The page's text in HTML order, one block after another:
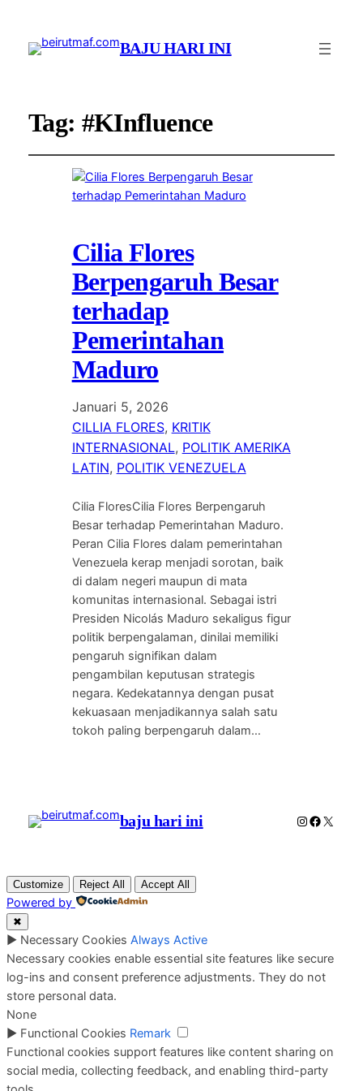
BAJU HARI INI
Tag: #KInfluence
Cilia Flores
Berpengaruh Besar
terhadap
Pemerintahan
Maduro
Januari 5, 2026
CILLIA FLORES, KRITIK
INTERNASIONAL, POLITIK AMERIKA
LATIN, POLITIK VENEZUELA
Cilia FloresCilia Flores Berpengaruh
Besar terhadap Pemerintahan Maduro.
Peran Cilia Flores dalam pemerintahan
Venezuela kerap menjadi sorotan, baik
di dalam negeri maupun di mata
komunitas internasional. Sebagai istri
Presiden Nicolás Maduro sekaligus figur
politik berpengalaman, dinilai memiliki
pengaruh signifikan dalam
pengambilan keputusan strategis
negara. Kedekatannya dengan pusat
kekuasaan menjadikannya salah satu
tokoh paling berpengaruh dalam…
baju hari ini Instagram
X
Customize Reject All Accept All
Powered by
✖
► Necessary Cookies Always Active
Necessary cookies enable essential site features like secure
log-ins and consent preference adjustments. They do not
store personal data.
None
► Functional Cookies Remark
Functional cookies support features like content sharing on
social media, collecting feedback, and enabling third-party